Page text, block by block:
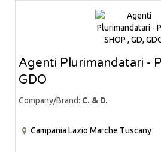
Agenti Plurimandatari -
GDO
Company/Brand: C. & D.
Campania Lazio Marche Tuscany